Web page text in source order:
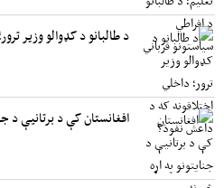
د طالبانو د کډوالو وزیر
افغانستان کې د برتانیې د